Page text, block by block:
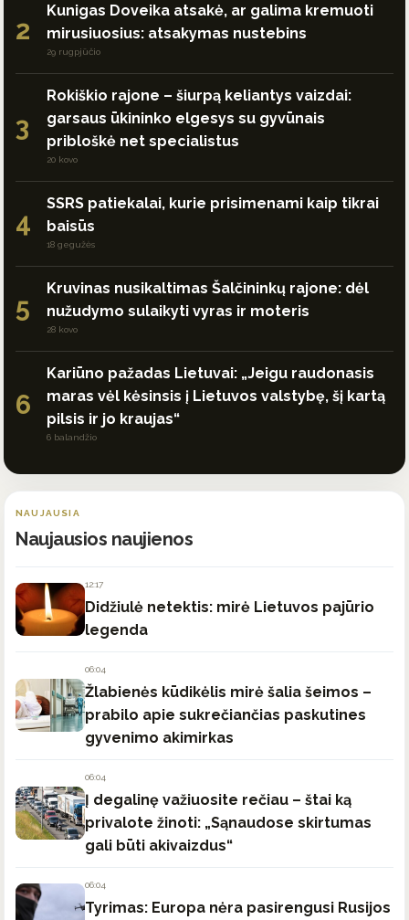
2
Kunigas Doveika atsakė, ar galima kremuoti
mirusiuosius: atsakymas nustebins
29 rugpjūčio
3
Rokiškio rajone – šiurpą keliantys vaizdai:
garsaus ūkininko elgesys su gyvūnais
pribloškė net specialistus
20 kovo
4
SSRS patiekalai, kurie prisimenami kaip tikrai
baisūs
18 gegužės
5
Kruvinas nusikaltimas Šalčininkų rajone: dėl
nužudymo sulaikyti vyras ir moteris
28 kovo
6
Kariūno pažadas Lietuvai: „Jeigu raudonasis
maras vėl kėsinsis į Lietuvos valstybę, šį kartą
pilsis ir jo kraujas“
6 balandžio
NAUJAUSIA
Naujausios naujienos
12:17
Didžiulė netektis: mirė Lietuvos pajūrio
legenda
06:04
Žlabienės kūdikėlis mirė šalia šeimos –
prabilo apie sukrečiančias paskutines
gyvenimo akimirkas
06:04
Į degalinę važiuosite rečiau – štai ką
privalote žinoti: „Sąnaudose skirtumas
gali būti akivaizdus“
06:04
Tyrimas: Europa nėra pasirengusi Rusijos